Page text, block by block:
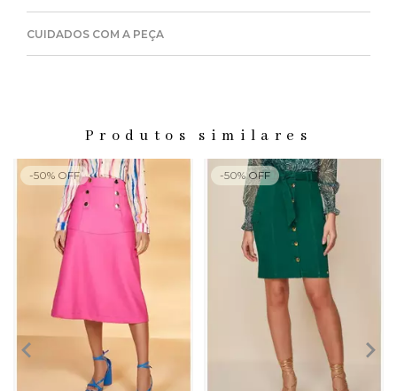
CUIDADOS COM A PEÇA
Produtos similares
-50% OFF -50%OFF